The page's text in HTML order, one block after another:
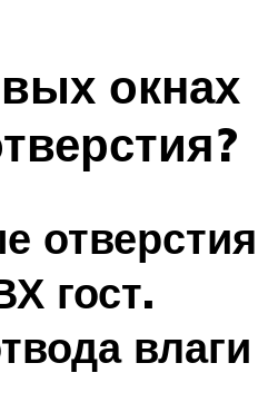
окнах
отверстия
гост.
влаги